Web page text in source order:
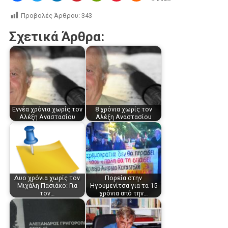
Προβολές Άρθρου: 343
Σχετικά Άρθρα:
Εννέα χρόνια χωρίς τον
Αλέξη Αναστασίου
8 χρόνια χωρίς τον
Αλέξη Αναστασίου
Δυο χρόνια χωρίς τον
Μιχάλη Πασιάκο: Για
τον…
Πορεία στην
Ηγουμενίτσα για τα 15
χρόνια από την…